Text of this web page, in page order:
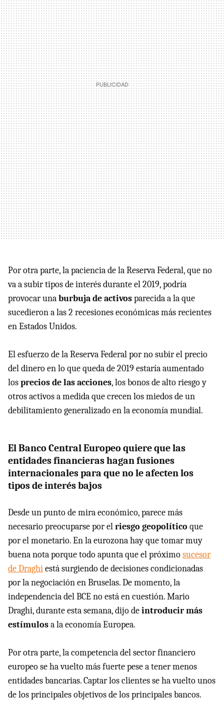
Por otra parte, la paciencia de la Reserva Federal, que no
va a subir tipos de interés durante el 2019, podría
provocar unaburbuja de activosparecida a la que
sucedieron a las 2 recesiones económicas más recientes
en Estados Unidos.
El esfuerzo de la Reserva Federal por no subir el precio
del dinero en lo que queda de 2019 estaría aumentado
losprecios de las acciones, los bonos de alto riesgo y
otros activos a medida que crecen los miedos de un
debilitamiento generalizado en la economía mundial.
El Banco Central Europeo quiere que las
entidades financieras hagan fusiones
internacionales para que no le afecten los
tipos de interés bajos
Desde un punto de mira económico, parece más
necesario preocuparse por elriesgo geopolítico que
por el monetario. En la eurozona hay que tomar muy
buena nota porque todo apunta que el próximosucesor
de Draghiestá surgiendo de decisiones condicionadas
por la negociación en Bruselas. De momento, la
independencia del BCE no está en cuestión. Mario
Draghi, durante esta semana, dijo deintroducir más
estímulosa la economía Europea.
Por otra parte, la competencia del sector financiero
europeo se ha vuelto más fuerte pese a tener menos
entidades bancarias. Captar los clientes se ha vuelto unos
de los principales objetivos de los principales bancos.